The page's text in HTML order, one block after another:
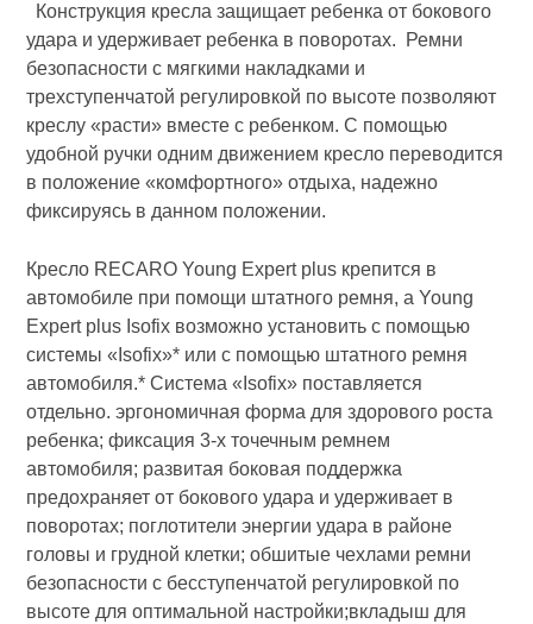
Конструкция кресла защищает ребенка от бокового
удара и удерживает ребенка в поворотах. Ремни
безопасности с мягкими накладками и
трехступенчатой регулировкой по высоте позволяют
креслу «расти» вместе с ребенком. С помощью
удобной ручки одним движением кресло переводится
в положение «комфортного» отдыха, надежно
фиксируясь в данном положении.
Кресло RECARO Young Expert plus крепится в
автомобиле при помощи штатного ремня, а Young
Expert plus Isofix возможно установить с помощью
системы «Isofix»* или с помощью штатного ремня
автомобиля.* Система «Isofix» поставляется
отдельно. эргономичная форма для здорового роста
ребенка; фиксация 3-х точечным ремнем
автомобиля; развитая боковая поддержка
предохраняет от бокового удара и удерживает в
поворотах; поглотители энергии удара в районе
головы и грудной клетки; обшитые чехлами ремни
безопасности с бесступенчатой регулировкой по
высоте для оптимальной настройки;вкладыш для